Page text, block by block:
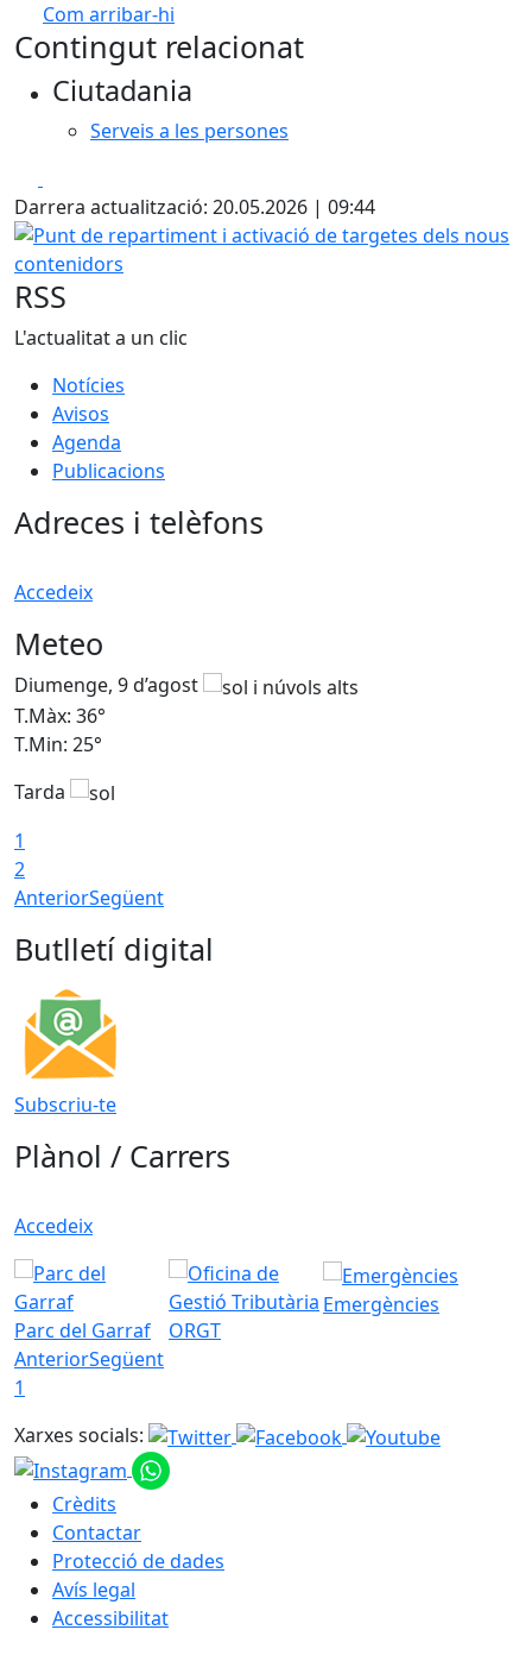
Com arribar-hi
+
−
Contingut relacionat
Ciutadania
Serveis a les persones
Darrera actualització: 20.05.2026 | 09:44
Punt de repartiment i activació de targetes dels nous
RSS
L'actualitat a un clic
Notícies
Avisos
Agenda
Publicacions
Adreces i telèfons
Accedeix
Meteo
Diumenge, 9 d’agost
T.Màx: 36°
T.Min: 25°
Tarda
1
2
AnteriorSegüent
Butlletí digital
Subscriu-te
Plànol / Carrers
Accedeix
Parc del Garraf ORGT
Emergències
AnteriorSegüent
1
Xarxes socials:
Crèdits
Contactar
Protecció de dades
Avís legal
Accessibilitat